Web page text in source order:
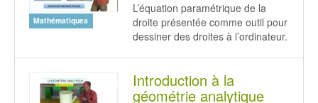
Mathématiques
L’équation paramétrique de la
droite présentée comme outil pour
dessiner des droites à l’ordinateur.
Introduction à la
géométrie analytique